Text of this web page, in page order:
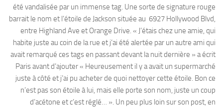
été vandalisée par un immense tag. Une sorte de signature rouge
barrait le nom et l’étoile de Jackson située au 6927 Hollywood Blvd,
entre Highland Ave et Orange Drive. « J’étais chez une amie, qui
habite juste au coin de la rue et j’ai été alertée par un autre ami qui
avait remarqué ces tags en passant devant la nuit dernière » a écrit
Paris avant d’ajouter « Heureusement il y a avait un supermarché
juste à côté et j’ai pu acheter de quoi nettoyer cette étoile. Bon ce
n’est pas son étoile à lui, mais elle porte son nom, juste un coup
d’acétone et c’est réglé… ». Un peu plus loin sur son post, en